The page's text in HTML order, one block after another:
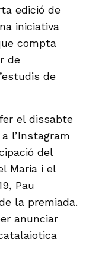
edició de
iniciativa
compta
de
de
el dissabte
l’Instagram
del
Maria i el
Pau
la premiada.
anunciar